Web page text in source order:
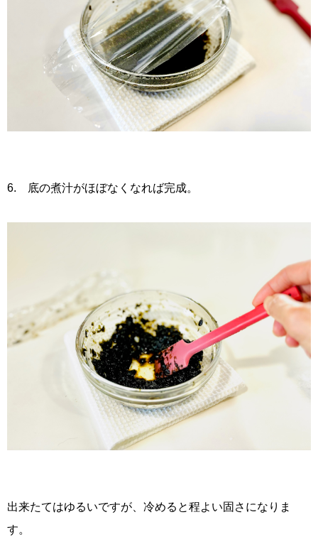
6. 底の煮汁がほぼなくなれば完成。
出来たてはゆるいですが、冷めると程よい固さになりま
す。